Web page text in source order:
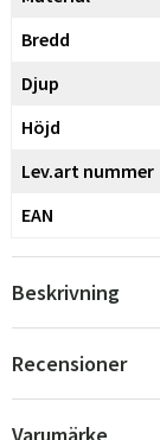
Bredd
Djup
Höjd
Lev.art nummer
EAN
Beskrivning
Recensioner